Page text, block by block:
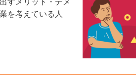
すメリット・デメ
を考えている人